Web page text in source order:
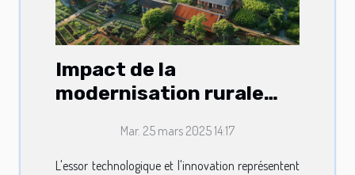
Impact de la
modernisation rurale
développement
Mar. 25 mars 2025 14:17
L'essor technologique et l'innovation représentent